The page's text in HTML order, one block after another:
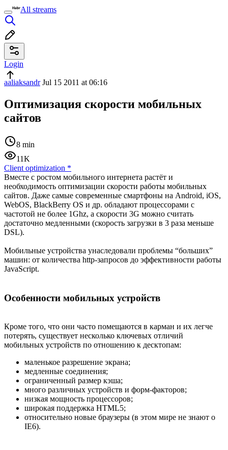
All streams
Login
aaliaksandrJul 15 2011 at 06:16
Оптимизация скорости мобильных
сайтов
8 min
11K
Client optimization *
Вместе с ростом мобильного интернета растёт и
необходимость оптимизации скорости работы мобильных
сайтов. Даже самые современные смартфоны на Android, iOS,
WebOS, BlackBerry OS и др. обладают процессорами с
частотой не более 1Ghz, а скорости 3G можно считать
достаточно медленными (скорость загрузки в 3 раза меньше
DSL).
Мобильные устройства унаследовали проблемы “больших”
машин: от количества http-запросов до эффективности работы
JavaScript.
Особенности мобильных устройств
Кроме того, что они часто помещаются в карман и их легче
потерять, существует несколько ключевых отличий
мобильных устройств по отношению к десктопам:
маленькое разрешение экрана;
медленные соединения;
ограниченный размер кэша;
много различных устройств и форм-факторов;
низкая мощность процессоров;
широкая поддержка HTML5;
относительно новые браузеры (в этом мире не знают о
IE6).